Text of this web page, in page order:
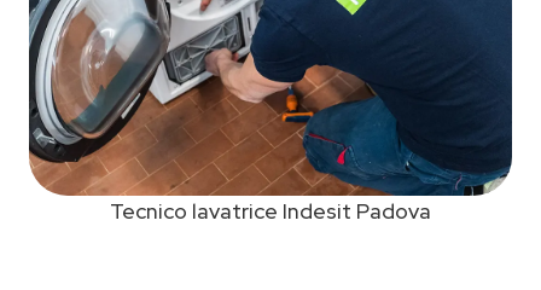
Tecnico lavatrice Indesit Padova